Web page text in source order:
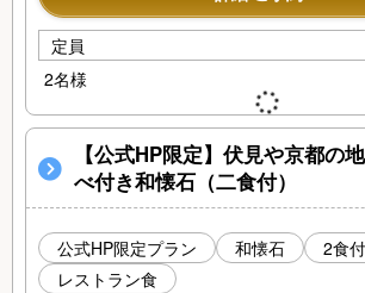
定員
2名様
【公式HP限定】伏見や京都の
べ付き和懐石（二食付）
公式HP限定プラン 和懐石
2食付
レストラン食